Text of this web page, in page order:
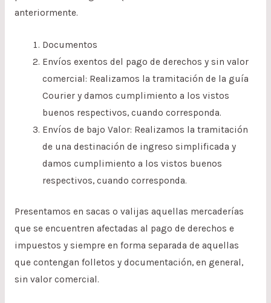
anteriormente.
Documentos
Envíos exentos del pago de derechos y sin valor
comercial: Realizamos la tramitación de la guía
Courier y damos cumplimiento a los vistos
buenos respectivos, cuando corresponda.
Envíos de bajo Valor: Realizamos la tramitación
de una destinación de ingreso simplificada y
damos cumplimiento a los vistos buenos
respectivos, cuando corresponda.
Presentamos en sacas o valijas aquellas mercaderías
que se encuentren afectadas al pago de derechos e
impuestos y siempre en forma separada de aquellas
que contengan folletos y documentación, en general,
sin valor comercial.